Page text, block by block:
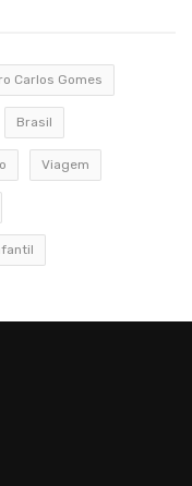
Carlos Gomes
Brasil
Viagem